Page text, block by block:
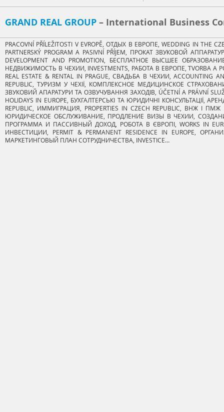
GRAND REAL GROUP​ – International Business
PRACOVNÍ PŘÍLEŽITOSTI V EVROPĚ, ОТДЫХ В ЕВРОПЕ, WEDDING IN
PARTNERSKÝ PROGRAM A PASIVNÍ PŘÍJEM, ПРОКАТ ЗВУКОВОЙ
DEVELOPMENT AND PROMOTION, БЕСПЛАТНОЕ ВЫСШЕЕ
НЕДВИЖИМОСТЬ В ЧЕХИИ, INVESTMENTS, РАБОТА В ЕВРОПЕ, TVORBA A
REAL ESTATE & RENTAL IN PRAGUE, СВАДЬБА В ЧЕХИИ,
REPUBLIC, ТУРИЗМ У ЧЕХІЇ, КОМПЛЕКСНОЕ МЕДИЦИНСКОЕ
ЗВУКОВИЙ АПАРАТУРИ ТА ОЗВУЧУВАННЯ ЗАХОДІВ, ÚČETNÍ A PRÁVNÍ
HOLIDAYS IN EUROPE, БУХГАЛТЕРСЬКІ ТА ЮРИДИЧНІ КОНСУЛЬТАЦІЇ,
REPUBLIC, ИММИГРАЦИЯ, PROPERTIES IN CZECH REPUBLIC, ВНЖ І
ЮРИДИЧЕСКОЕ ОБСЛУЖИВАНИЕ, ПРОДЛЕНИЕ ВИЗЫ В ЧЕХИИ, СОЗДАНИЕ
ПРОГРАММА И ПАССИВНЫЙ ДОХОД, РОБОТА В ЄВРОПІ, WORKS IN
ИНВЕСТИЦИИ, PERMIT & PERMANENT RESIDENCE IN EUROPE,
МАРКЕТИНГОВЫЙ ПЛАН СОТРУДНИЧЕСТВА, INVESTICE…